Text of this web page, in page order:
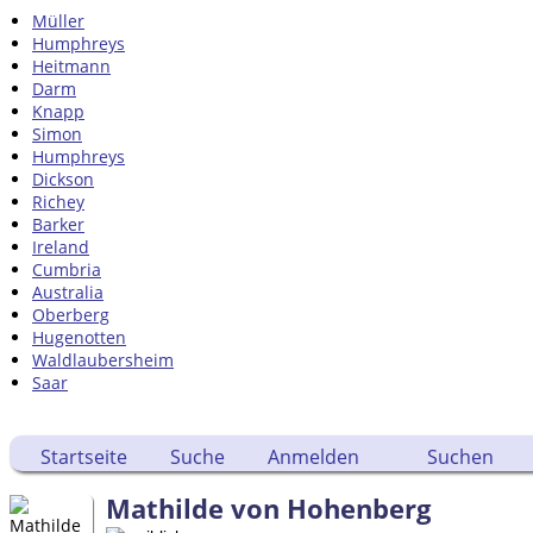
Müller
Humphreys
Heitmann
Darm
Knapp
Simon
Humphreys
Dickson
Richey
Barker
Ireland
Cumbria
Australia
Oberberg
Hugenotten
Waldlaubersheim
Saar
Startseite Suche Anmelden Suchen
Mathilde von Hohenberg